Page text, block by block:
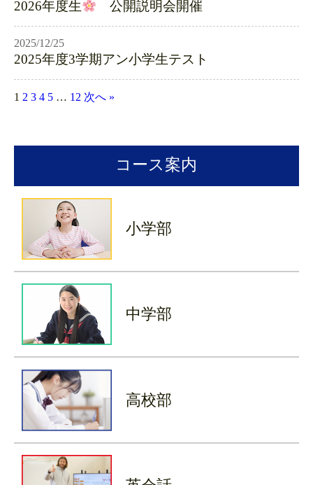
2026年度生 公開説明会開催
2025/12/25
2025年度3学期アン小学生テスト
1 2 3 4 5 … 12 次へ »
コース案内
小学部
中学部
高校部